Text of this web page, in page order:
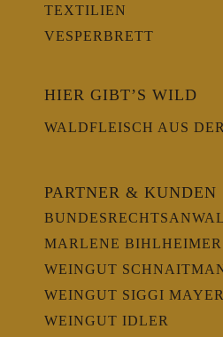
TEXTILIEN
VESPERBRETT
HIER GIBT’S WILD
WALDFLEISCH AUS
PARTNER & KUNDEN
MARLENE BIHLHEIMER
WEINGUT
WEINGUT SIGGI MAYER
WEINGUT IDLER